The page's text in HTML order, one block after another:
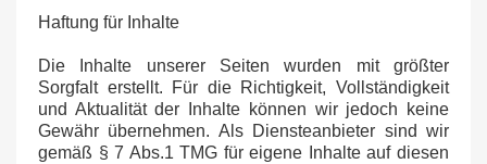
Haftung für Inhalte
Die Inhalte unserer Seiten wurden mit größter
Sorgfalt erstellt. Für die Richtigkeit, Vollständigkeit
und Aktualität der Inhalte können wir jedoch keine
Gewähr übernehmen. Als Diensteanbieter sind wir
gemäß § 7 Abs.1 TMG für eigene Inhalte auf diesen